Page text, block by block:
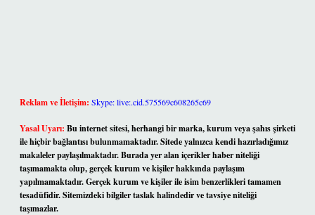
Reklam ve İletişim: Skype: live:.cid.575569c608265c69
Yasal Uyarı: Bu internet sitesi, herhangi bir marka, kurum veya şahıs şirketi
ile hiçbir bağlantısı bulunmamaktadır. Sitede yalnızca kendi hazırladığımız
makaleler paylaşılmaktadır. Burada yer alan içerikler haber niteliği
taşımamakta olup, gerçek kurum ve kişiler hakkında paylaşım
yapılmamaktadır. Gerçek kurum ve kişiler ile isim benzerlikleri tamamen
tesadüfidir. Sitemizdeki bilgiler taslak halindedir ve tavsiye niteliği
taşımazlar.